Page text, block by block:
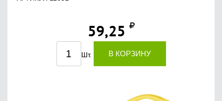
59,25
Шт. В КОРЗИНУ